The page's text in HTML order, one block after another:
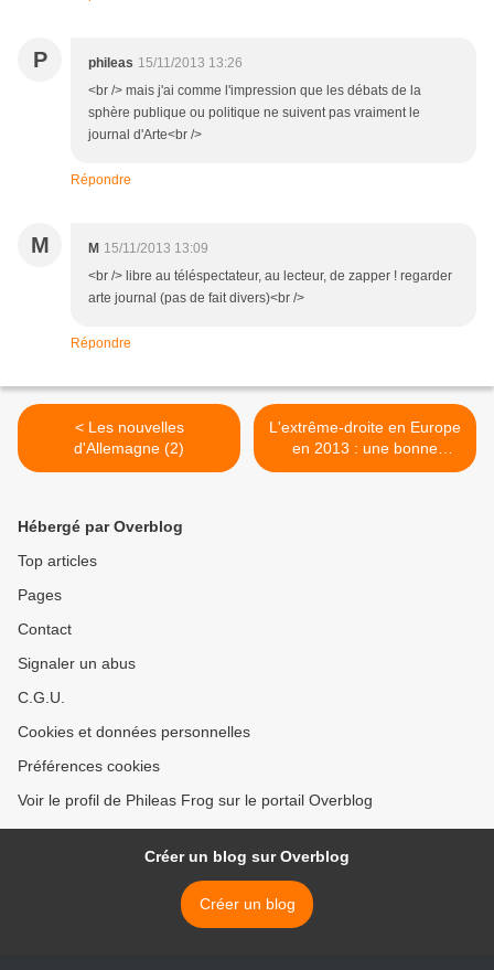
P phileas 15/11/2013 13:26
<br /> mais j'ai comme l'impression que les débats de la
sphère publique ou politique ne suivent pas vraiment le
journal d'Arte<br />
Répondre
M M 15/11/2013 13:09
<br /> libre au téléspectateur, au lecteur, de zapper ! regarder
arte journal (pas de fait divers)<br />
Répondre
< Les nouvelles
d'Allemagne (2)
L'extrême-droite en Europe
en 2013 : une bonne
année ! >
Hébergé par Overblog
Top articles
Pages
Contact
Signaler un abus
C.G.U.
Cookies et données personnelles
Préférences cookies
Voir le profil de Phileas Frog sur le portail Overblog
Créer un blog sur Overblog
Créer un blog